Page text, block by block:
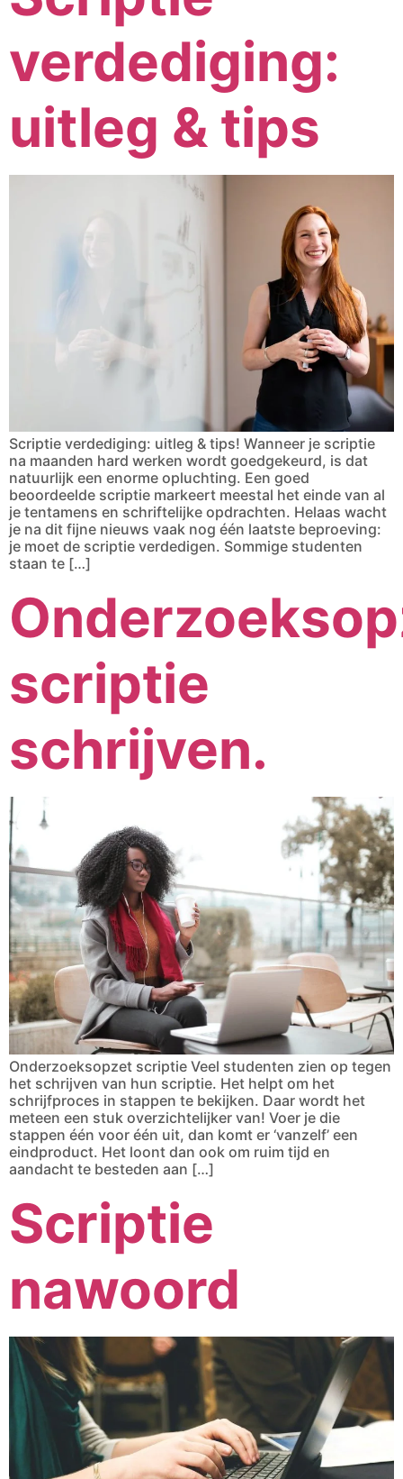
verdediging:
uitleg & tips
Scriptie verdediging: uitleg & tips! Wanneer je scriptie
na maanden hard werken wordt goedgekeurd, is dat
natuurlijk een enorme opluchting. Een goed
beoordeelde scriptie markeert meestal het einde van al
je tentamens en schriftelijke opdrachten. Helaas wacht
je na dit fijne nieuws vaak nog één laatste beproeving:
je moet de scriptie verdedigen. Sommige studenten
staan te […]
scriptie
schrijven.
Onderzoeksopzet scriptie Veel studenten zien op tegen
het schrijven van hun scriptie. Het helpt om het
schrijfproces in stappen te bekijken. Daar wordt het
meteen een stuk overzichtelijker van! Voer je die
stappen één voor één uit, dan komt er ‘vanzelf’ een
eindproduct. Het loont dan ook om ruim tijd en
aandacht te besteden aan […]
Scriptie
nawoord